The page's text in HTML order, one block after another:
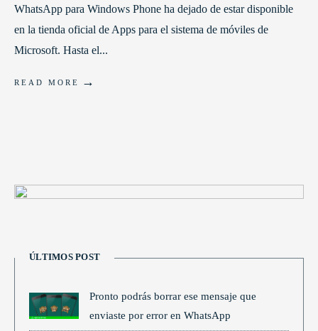
WhatsApp para Windows Phone ha dejado de estar disponible
en la tienda oficial de Apps para el sistema de móviles de
Microsoft. Hasta el...
READ MORE →
ÚLTIMOS POST
Pronto podrás borrar ese mensaje que
enviaste por error en WhatsApp